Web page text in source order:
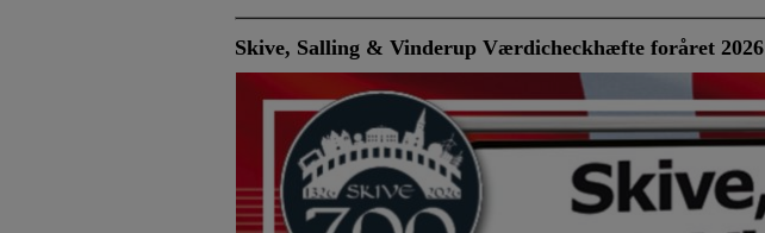
Skive, Salling & Vinderup Værdicheckhæfte foråret 2026